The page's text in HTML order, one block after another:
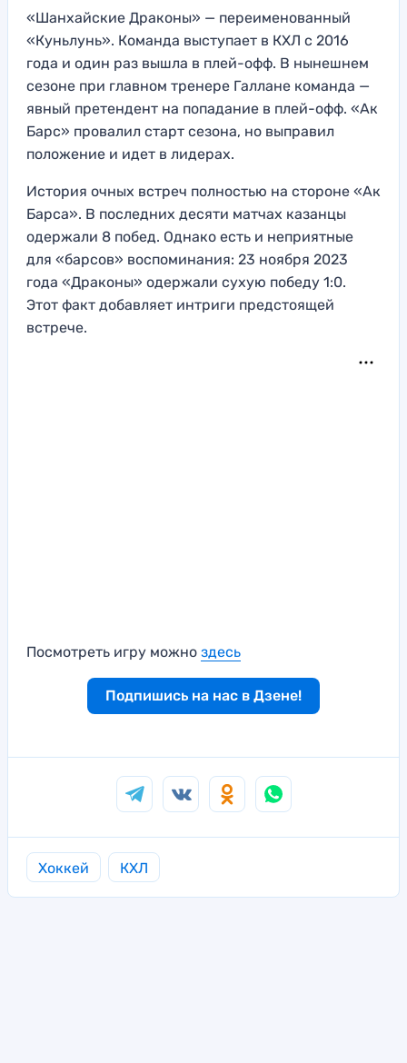
«Шанхайские Драконы» — переименованный
«Куньлунь». Команда выступает в КХЛ с 2016
года и один раз вышла в плей-офф. В нынешнем
сезоне при главном тренере Галлане команда —
явный претендент на попадание в плей-офф. «Ак
Барс» провалил старт сезона, но выправил
положение и идет в лидерах.
История очных встреч полностью на стороне «Ак
Барса». В последних десяти матчах казанцы
одержали 8 побед. Однако есть и неприятные
для «барсов» воспоминания: 23 ноября 2023
года «Драконы» одержали сухую победу 1:0.
Этот факт добавляет интриги предстоящей
встрече.
Посмотреть игру можно здесь
Подпишись на нас в Дзене!
Хоккей КХЛ